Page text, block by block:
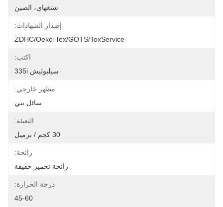
شنغهاي، الصين
إصدار الشهادات:
ZDHC/Oeko-Tex/GOTS/ToxService
اكتب:
سيلبوليش 335i
مظهر خارجي:
سائل بني
التعبئة:
30 كجم / برميل
رائحة:
رائحة تخمير خفيفة
درجة الحرارة:
45-60